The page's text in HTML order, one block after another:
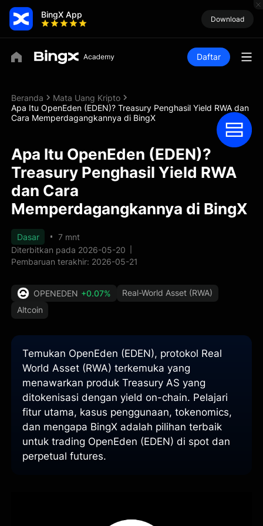
BingX App Download
Daftar
Beranda
Mata Uang Kripto
Apa Itu OpenEden (EDEN)? Treasury Penghasil Yield RWA dan
Cara Memperdagangkannya di BingX
Apa Itu OpenEden (EDEN)?
Treasury Penghasil Yield RWA
dan Cara
Memperdagangkannya di BingX
Dasar
7 mnt
Diterbitkan pada 2026-05-20
Pembaruan terakhir: 2026-05-21
OPENEDEN +0.07%
Real-World Asset (RWA)
Altcoin
Temukan OpenEden (EDEN), protokol Real
World Asset (RWA) terkemuka yang
menawarkan produk Treasury AS yang
ditokenisasi dengan yield on-chain. Pelajari
fitur utama, kasus penggunaan, tokenomics,
dan mengapa BingX adalah pilihan terbaik
untuk trading OpenEden (EDEN) di spot dan
perpetual futures.